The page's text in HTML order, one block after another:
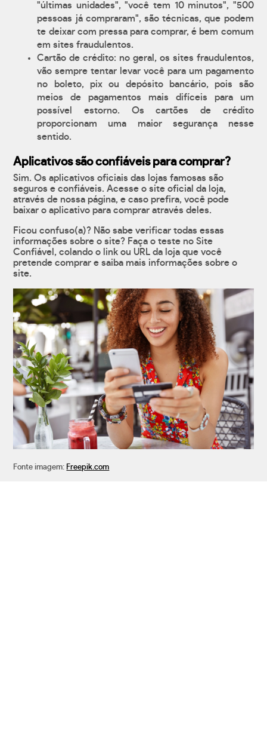
"últimas unidades", "você tem 10 minutos", "500
pessoas já compraram", são técnicas, que podem
te deixar com pressa para comprar, é bem comum
em sites fraudulentos.
Cartão de crédito: no geral, os sites fraudulentos,
vão sempre tentar levar você para um pagamento
no boleto, pix ou depósito bancário, pois são
meios de pagamentos mais difíceis para um
possível estorno. Os cartões de crédito
proporcionam uma maior segurança nesse
sentido.
Aplicativos são confiáveis para comprar?
Sim. Os aplicativos oficiais das lojas famosas são
seguros e confiáveis. Acesse o site oficial da loja,
através de nossa página, e caso prefira, você pode
baixar o aplicativo para comprar através deles.
Ficou confuso(a)? Não sabe verificar todas essas
informações sobre o site? Faça o teste no Site
Confiável, colando o link ou URL da loja que você
pretende comprar e saiba mais informações sobre o
site.
Fonte imagem: Freepik.com